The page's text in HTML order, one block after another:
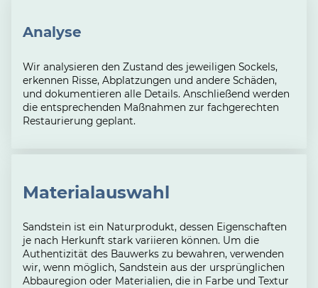
Analyse
Wir analysieren den Zustand des jeweiligen Sockels,
erkennen Risse, Abplatzungen und andere Schäden,
und dokumentieren alle Details. Anschließend werden
die entsprechenden Maßnahmen zur fachgerechten
Restaurierung geplant.
Materialauswahl
Sandstein ist ein Naturprodukt, dessen Eigenschaften
je nach Herkunft stark variieren können. Um die
Authentizität des Bauwerks zu bewahren, verwenden
wir, wenn möglich, Sandstein aus der ursprünglichen
Abbauregion oder Materialien, die in Farbe und Textur